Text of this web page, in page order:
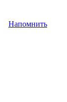
Напомнить